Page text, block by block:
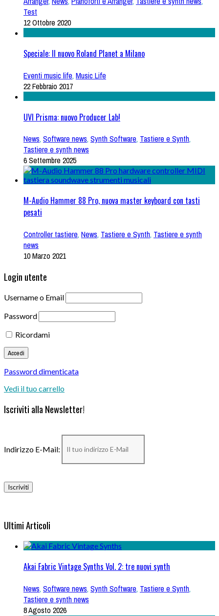
Test
12 Ottobre 2020
Speciale: Il nuovo Roland Planet a Milano
Eventi music life, Music Life
22 Febbraio 2017
UVI Prisma: nuovo Producer Lab!
News, Software news, Synth Software, Tastiere e Synth,
Tastiere e synth news
6 Settembre 2025
M-Audio Hammer 88 Pro, nuova master keyboard con tasti
pesati
Controller tastiere, News, Tastiere e Synth, Tastiere e synth
news
10 Marzo 2021
Login utente
Username o Email
Password
Ricordami
Password dimenticata
Vedi il tuo carrello
Iscriviti alla Newsletter!
Indirizzo E-Mail:
Ultimi Articoli
Akai Fabric Vintage Synths Vol. 2: tre nuovi synth
News, Software news, Synth Software, Tastiere e Synth,
Tastiere e synth news
8 Agosto 2026